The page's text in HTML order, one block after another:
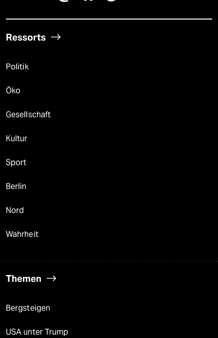
Ressorts
Politik
Öko
Gesellschaft
Kultur
Sport
Berlin
Nord
Wahrheit
Themen
Bergsteigen
USA unter Trump